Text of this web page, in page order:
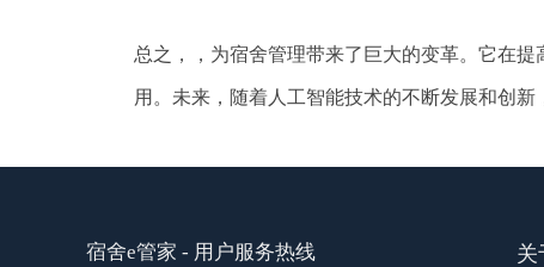
总之，，为宿舍管理带来了巨大的变革。它在
用。未来，随着人工智能技术的不断发展和创
宿舍e管家 - 用户服务热线 关